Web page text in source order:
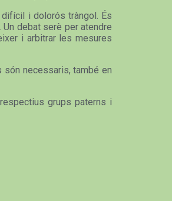
i dolorós tràngol. És
debat serè per atendre
i arbitrar les mesures
són necessaris, també en
grups paterns i